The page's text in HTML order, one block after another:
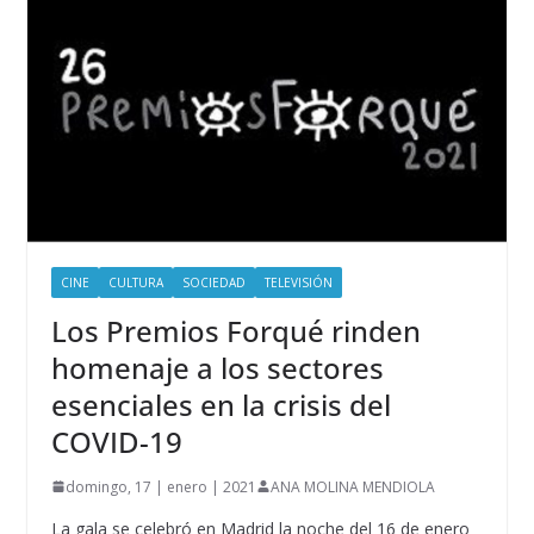
CINE CULTURA SOCIEDAD TELEVISIÓN
Los Premios Forqué rinden
homenaje a los sectores
esenciales en la crisis del
COVID-19
domingo, 17 | enero | 2021 ANA MOLINA MENDIOLA
La gala se celebró en Madrid la noche del 16 de enero